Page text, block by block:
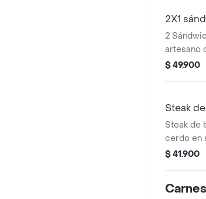
2X1
2
artesano
y papas
$ 49.900
Steak
Steak de
cerdo en
1 chori
$ 41.900
Carnes